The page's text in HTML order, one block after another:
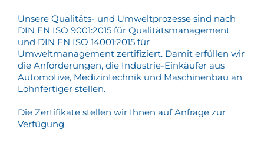
Unsere Qualitäts- und Umweltprozesse sind nach
DIN EN ISO 9001:2015 für Qualitätsmanagement
und DIN EN ISO 14001:2015 für
Umweltmanagement zertifiziert. Damit erfüllen wir
die Anforderungen, die Industrie-Einkäufer aus
Automotive, Medizintechnik und Maschinenbau an
Lohnfertiger stellen.
Die Zertifikate stellen wir Ihnen auf Anfrage zur
Verfügung.